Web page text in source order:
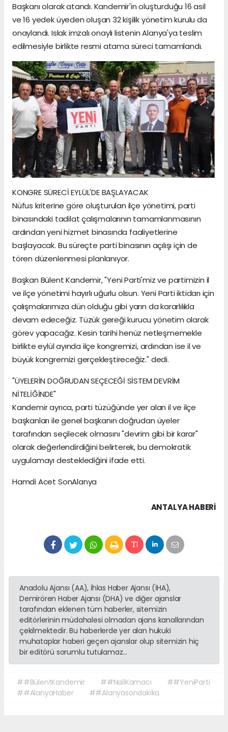
Başkanı olarak atandı. Kandemir'in oluşturduğu 16 asil
ve 16 yedek üyeden oluşan 32 kişilik yönetim kurulu da
onaylandı. Islak imzalı onaylı listenin Alanya'ya teslim
edilmesiyle birlikte resmi atama süreci tamamlandı.
KONGRE SÜRECİ EYLÜL'DE BAŞLAYACAK
Nüfus kriterine göre oluşturulan ilçe yönetimi, parti
binasındaki tadilat çalışmalarının tamamlanmasının
ardından yeni hizmet binasında faaliyetlerine
başlayacak. Bu süreçte parti binasının açılışı için de
tören düzenlenmesi planlanıyor.
Başkan Bülent Kandemir, "Yeni Parti'miz ve partimizin il
ve ilçe yönetimi hayırlı uğurlu olsun. Yeni Parti iktidarı için
çalışmalarımıza dün olduğu gibi yarın da kararlılıkla
devam edeceğiz. Tüzük gereği kurucu yönetim olarak
görev yapacağız. Kesin tarihi henüz netleşmemekle
birlikte eylül ayında ilçe kongremizi, ardından ise il ve
büyük kongremizi gerçekleştireceğiz." dedi.
"ÜYELERİN DOĞRUDAN SEÇECEĞİ SİSTEM DEVRİM
NİTELİĞİNDE"
Kandemir ayrıca, parti tüzüğünde yer alan il ve ilçe
başkanları ile genel başkanın doğrudan üyeler
tarafından seçilecek olmasını "devrim gibi bir karar"
olarak değerlendirdiğini belirterek, bu demokratik
uygulamayı desteklediğini ifade etti.
Hamdi Acet SonAlanya
ANTALYA HABERİ
Anadolu Ajansı (AA), İhlas Haber Ajansı (İHA),
Demirören Haber Ajansı (DHA) ve diğer ajanslar
tarafından eklenen tüm haberler, sitemizin
editörlerinin müdahalesi olmadan ajans kanallarından
çekilmektedir. Bu haberlerde yer alan hukuki
muhataplar haberi geçen ajanslar olup sitemizin hiç
bir editörü sorumlu tutulamaz...
##BülentKandemir ##NailKamacı
##YeniParti
##AlanyaHaber
##Alanyasondakika